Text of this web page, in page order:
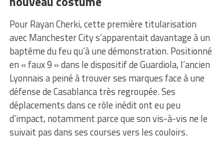
Pour Rayan Cherki, cette première titularisation
avec Manchester City s’apparentait davantage à un
baptême du feu qu’à une démonstration. Positionné
en « faux 9 » dans le dispositif de Guardiola, l’ancien
Lyonnais a peiné à trouver ses marques face à une
défense de Casablanca très regroupée. Ses
déplacements dans ce rôle inédit ont eu peu
d’impact, notamment parce que son vis-à-vis ne le
suivait pas dans ses courses vers les couloirs.